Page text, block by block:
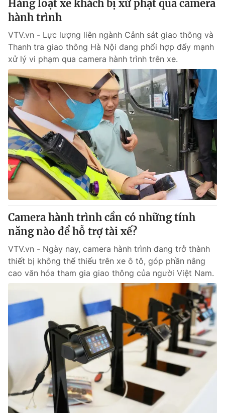
Chuyên mục khác
Emagazine
Photo Infographic
Video Shorts video
VTV Money VTV Thể thao
VTV Sức khoẻ Bất động sản
Thị trường 24h Tấm lòng Việt
VTV4 Vươn mình bằng AI
VTV9 VTV8
Liên hệ tòa soạn English
THỜI BÁO VTV
Theo dõi báo trên
Cơ quan chủ quản: Đài Truyền hình Việt Nam
Cơ quan báo chí: Thời báo VTV
Giấy phép hoạt động báo in và báo điện tử số 483/GP-BTTTT
cấp ngày 29/12/2023
Hàng loạt xe khách bị xử phạt qua camera
hành trình
VTV.vn - Lực lượng liên ngành Cảnh sát giao thông và
Thanh tra giao thông Hà Nội đang phối hợp đẩy mạnh
xử lý vi phạm qua camera hành trình trên xe.
Camera hành trình cần có những tính
năng nào để hỗ trợ tài xế?
VTV.vn - Ngày nay, camera hành trình đang trở thành
thiết bị không thể thiếu trên xe ô tô, góp phần nâng
cao văn hóa tham gia giao thông của người Việt Nam.